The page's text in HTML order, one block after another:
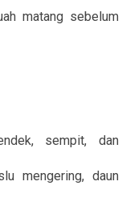
matang sebelum
sempit, dan
mengering, daun